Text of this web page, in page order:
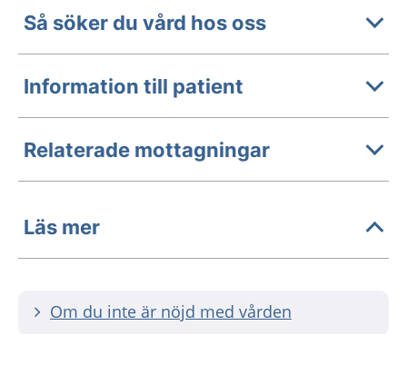
Så söker du vård hos oss
Information till patient
Relaterade mottagningar
Läs mer
Om du inte är nöjd med vården